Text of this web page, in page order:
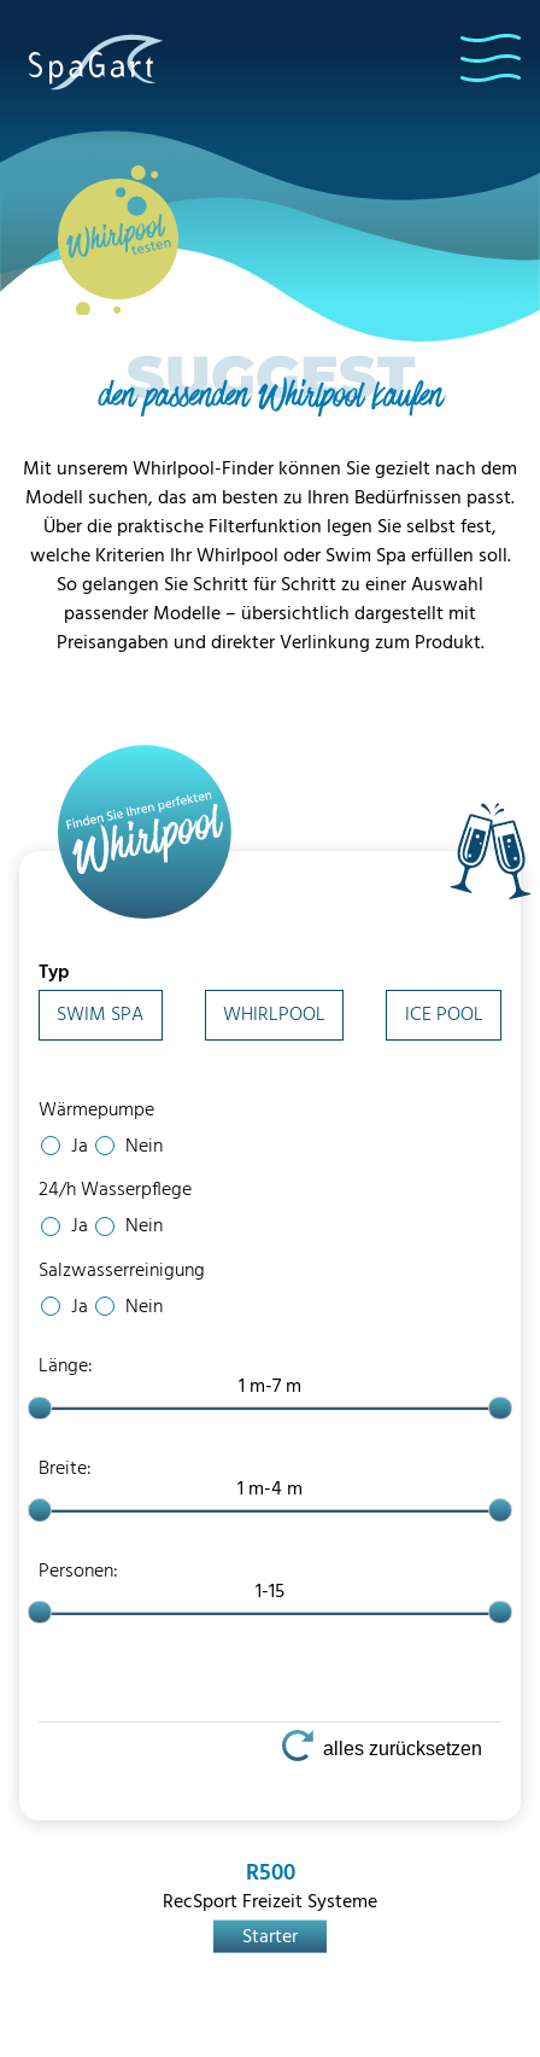
Whirl Pool
testen
SUGGEST
den passenden Whirlpool kaufen
Mit unserem Whirlpool-Finder können Sie gezielt nach dem
Modell suchen, das am besten zu Ihren Bedürfnissen passt.
Über die praktische Filterfunktion legen Sie selbst fest,
welche Kriterien Ihr Whirlpool oder Swim Spa erfüllen soll.
So gelangen Sie Schritt für Schritt zu einer Auswahl
passender Modelle – übersichtlich dargestellt mit
Preisangaben und direkter Verlinkung zum Produkt.
Typ
SWIM SPA
WHIRLPOOL ICE POOL
Wärmepumpe
Ja
Nein
24/h Wasserpflege
Ja
Nein
Salzwasserreinigung
Ja
Nein
Länge:
Breite:
Personen:
alles zurücksetzen
R500
RecSport Freizeit Systeme
Starter